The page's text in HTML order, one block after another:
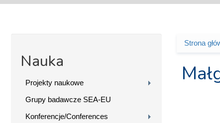
Nauka
Projekty naukowe
Grupy badawcze SEA-EU
Konferencje/Conferences
Strona